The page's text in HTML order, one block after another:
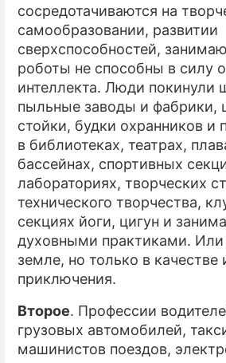
сосредотачиваются на
самообразовании, развитии
сверхспособностей,
роботы не способны в силу
интеллекта. Люди покинули
пыльные заводы и фабрики,
стойки, будки охранников и
в библиотеках, театрах,
бассейнах, спортивных
лабораториях, творческих
технического творчества,
секциях йоги, цигун и
духовными практиками. Или
земле, но только в качестве
приключения.
Второе. Профессии
грузовых автомобилей,
машинистов поездов,